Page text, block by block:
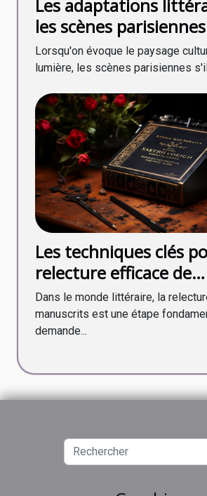
Les adaptations
les scènes
fidélité et créativité
Lorsqu'on évoque le paysage
lumière, les scènes parisiennes
Les techniques clés
relecture efficace de
manuscrits littéraires
Dans le monde littéraire, la
manuscrits est une étape
demande...